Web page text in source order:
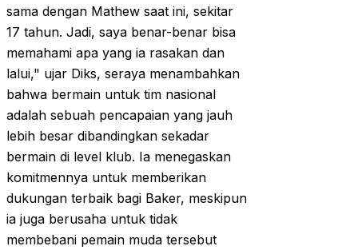
sama dengan Mathew saat ini, sekitar
17 tahun. Jadi, saya benar-benar bisa
memahami apa yang ia rasakan dan
lalui," ujar Diks, seraya menambahkan
bahwa bermain untuk tim nasional
adalah sebuah pencapaian yang jauh
lebih besar dibandingkan sekadar
bermain di level klub. Ia menegaskan
komitmennya untuk memberikan
dukungan terbaik bagi Baker, meskipun
ia juga berusaha untuk tidak
membebani pemain muda tersebut